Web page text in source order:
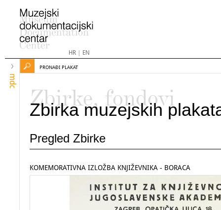
HR| EN
mdc
PRONAĐI PLAKAT
Zbirke, fondovi
Zbirka muzejskih
Pregled Zbirke
KOMEMORATIVNA IZLOŽBA KNJIŽEVNIKA - BORACA